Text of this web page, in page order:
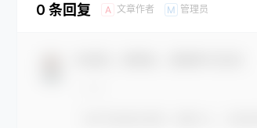
0 条回复 A 文章作者 M 管理员